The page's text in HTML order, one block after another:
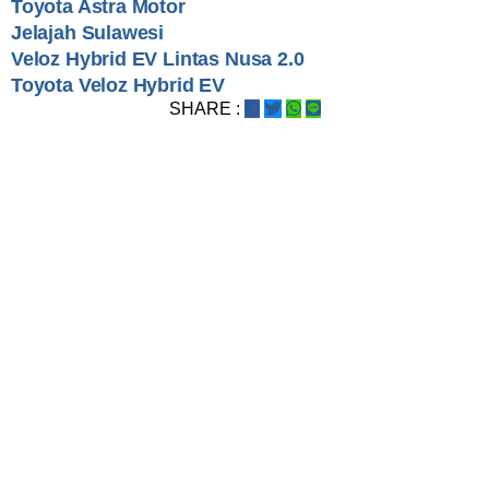
Toyota Astra Motor
Jelajah Sulawesi
Veloz Hybrid EV Lintas Nusa 2.0
Toyota Veloz Hybrid EV
SHARE :